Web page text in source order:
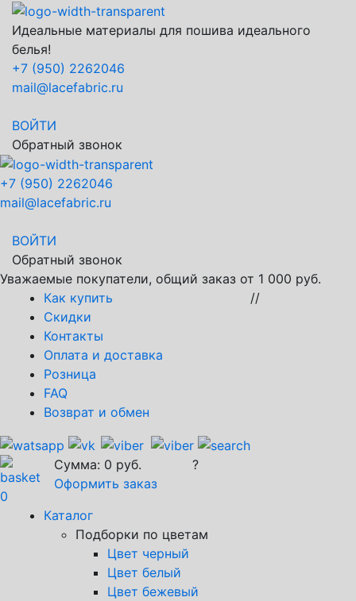
Идеальные материалы для пошива идеального
белья!
+7 (950) 2262046
mail@lacefabric.ru
ВОЙТИ
Обратный звонок
+7 (950) 2262046
mail@lacefabric.ru
ВОЙТИ
Обратный звонок
Уважаемые покупатели, общий заказ от 1 000 руб.
Как купить
Скидки
Контакты
Оплата и доставка
Розница
FAQ
Возврат и обмен
//
0
Сумма: 0 руб.
Оформить заказ
?
Каталог
Подборки по цветам
Цвет черный
Цвет белый
Цвет бежевый